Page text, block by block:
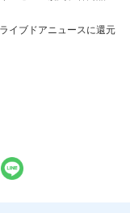
イブドアニュースに還元